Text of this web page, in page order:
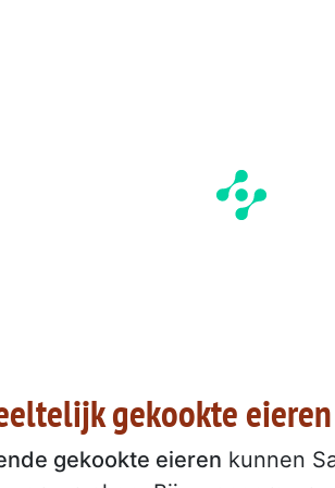
gekookte eieren
gekookte eieren kunnen